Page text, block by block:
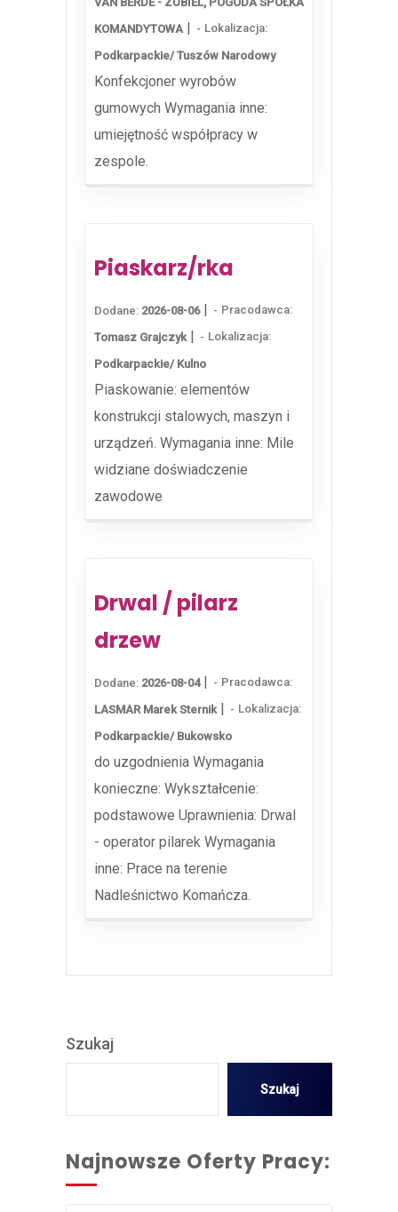
KOMANDYTOWA| Lokalizacja:
Podkarpackie/ Tuszów Narodowy
Konfekcjoner wyrobów
gumowych Wymagania inne:
umiejętność współpracy w
zespole.
Piaskarz/rka
Dodane: 2026-08-06| Pracodawca:
Tomasz Grajczyk| Lokalizacja:
Podkarpackie/ Kulno
Piaskowanie: elementów
konstrukcji stalowych, maszyn i
urządzeń. Wymagania inne: Mile
widziane doświadczenie
zawodowe
Drwal / pilarz
drzew
Dodane: 2026-08-04| Pracodawca:
LASMAR Marek Sternik| Lokalizacja:
Podkarpackie/ Bukowsko
do uzgodnienia Wymagania
konieczne: Wykształcenie:
podstawowe Uprawnienia: Drwal
- operator pilarek Wymagania
inne: Prace na terenie
Nadleśnictwo Komańcza.
Szukaj
Szukaj
Najnowsze Oferty Pracy: